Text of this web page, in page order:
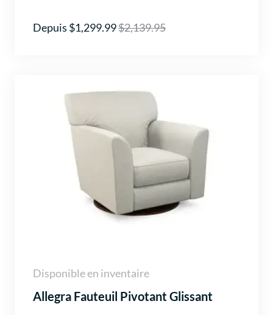
Depuis $1,299.99$2,139.95
Disponible en inventaire
Allegra Fauteuil Pivotant Glissant